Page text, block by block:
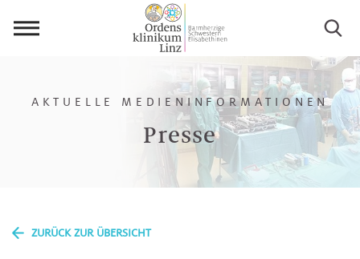
Presse
AKTUELLE MEDIENINFORMATIONEN
ZURÜCK ZUR ÜBERSICHT